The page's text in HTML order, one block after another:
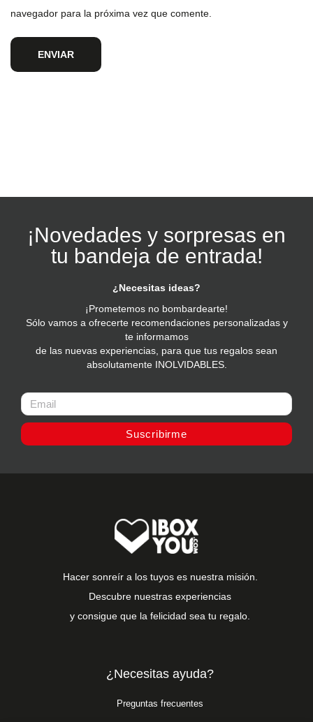
navegador para la próxima vez que comente.
¡Novedades y sorpresas en
tu bandeja de entrada!
¿Necesitas ideas?
¡Prometemos no bombardearte!
Sólo vamos a ofrecerte recomendaciones personalizadas y
te informamos
de las nuevas experiencias, para que tus regalos sean
absolutamente INOLVIDABLES.
Suscribirme
Hacer sonreír a los tuyos es nuestra misión.
Descubre nuestras experiencias
y consigue que la felicidad sea tu regalo.
¿Necesitas ayuda?
Preguntas frecuentes